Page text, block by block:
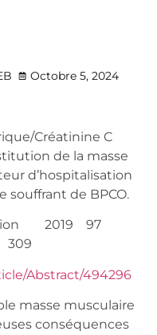
Octobre 5, 2024
Créatinine C
de la masse
d’hospitalisation
souffrant de BPCO.
2019 97
Abstract/494296
masse musculaire
conséquences